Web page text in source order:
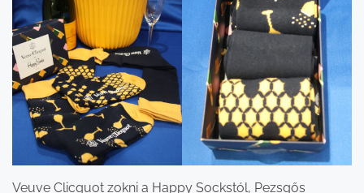
Veuve Clicquot zokni a Happy Sockstól, Pezsgős